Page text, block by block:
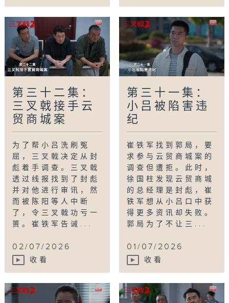
第三十二集：
三叉戟接手云
贸商城案
为了帮小吕洗刷冤
屈，三叉戟决定从封
彪着手调查。三叉戟
透过线报找到了封彪
并对他进行审讯，然
而被陈阳等人中断
了，令三叉戟功亏一
篑。崔铁军告诫...
02/07/2026
收看
第三十一集：
小吕被陷害违
纪
崔铁军找到郭局，要
求参与云贸商城案的
调查但遭拒。此时，
徐国柱发现云贸商城
的总经理是封彪，崔
铁军想从小吕口中获
得更多资讯却失败。
郭局为了不让三...
01/07/2026
收看